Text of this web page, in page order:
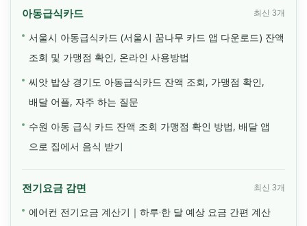
아동급식카드 최신 3개
서울시 아동급식카드 (서울시 꿈나무 카드 앱 다운로드) 잔액
조회 및 가맹점 확인, 온라인 사용방법
씨앗 밥상 경기도 아동급식카드 잔액 조회, 가맹점 확인,
배달 어플, 자주 하는 질문
수원 아동 급식 카드 잔액 조회 가맹점 확인 방법, 배달 앱
으로 집에서 음식 받기
전기요금 감면 최신 3개
에어컨 전기요금 계산기｜하루·한 달 예상 요금 간편 계산